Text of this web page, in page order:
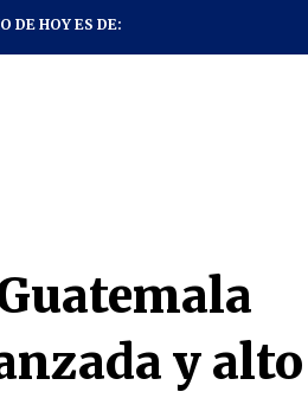
DE HOY ES DE:
y alto